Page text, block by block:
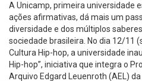
lança
o
primeiro
Arquivo
Brasileiro
da
A Unicamp, primeira universidade
ações afirmativas, dá mais um
diversidade e dos múltiplos
sociedade brasileira. No dia 12/11
Cultura Hip-hop, a universidade
Hip-hop”, iniciativa que integra o
Arquivo Edgard Leuenroth (AEL) da